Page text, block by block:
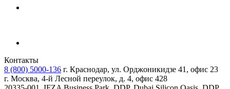
Контакты
8 (800) 5000-136 г. Краснодар, ул. Орджоникидзе 41, офис 23
г. Москва, 4-й Лесной переулок, д. 4, офис 428